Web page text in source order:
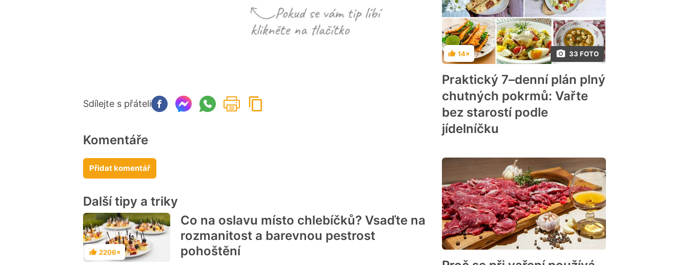
Sdílejte s přáteli
Komentáře
Přidat komentář
Další tipy a triky
Hodnocení
2206×
Co na oslavu místo chlebíčků? Vsaďte na
rozmanitost a barevnou pestrost
pohoštění
33 FOTO
Hodnocení
14×
Praktický 7–denní plán plný
chutných pokrmů: Vařte
bez starostí podle
jídelníčku